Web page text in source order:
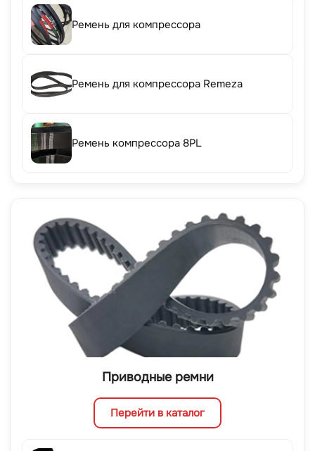
Ремень для компрессора
Ремень для компрессора Remeza
Ремень компрессора 8PL
Приводные ремни
Перейти в каталог